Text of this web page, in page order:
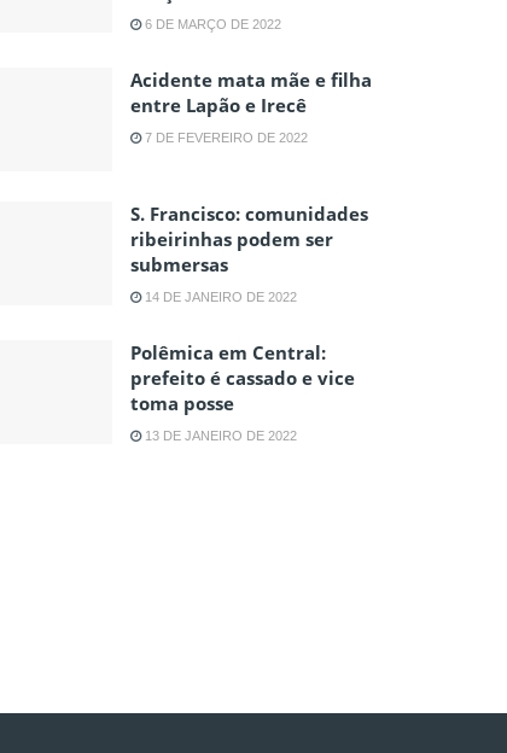
6 DE MARÇO DE 2022
Acidente mata mãe e filha
entre Lapão e Irecê
7 DE FEVEREIRO DE 2022
S. Francisco: comunidades
ribeirinhas podem ser
submersas
14 DE JANEIRO DE 2022
Polêmica em Central:
prefeito é cassado e vice
toma posse
13 DE JANEIRO DE 2022